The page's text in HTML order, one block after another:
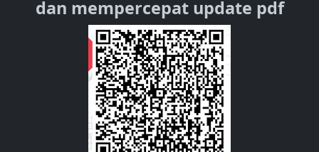
dan mempercepat update pdf